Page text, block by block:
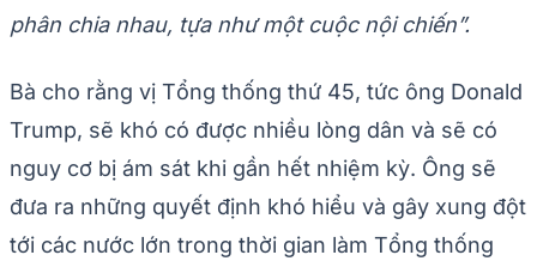
phân chia nhau, tựa như một cuộc nội chiến”.
Bà cho rằng vị Tổng thống thứ 45, tức ông Donald
Trump, sẽ khó có được nhiều lòng dân và sẽ có
nguy cơ bị ám sát khi gần hết nhiệm kỳ. Ông sẽ
đưa ra những quyết định khó hiểu và gây xung đột
tới các nước lớn trong thời gian làm Tổng thống